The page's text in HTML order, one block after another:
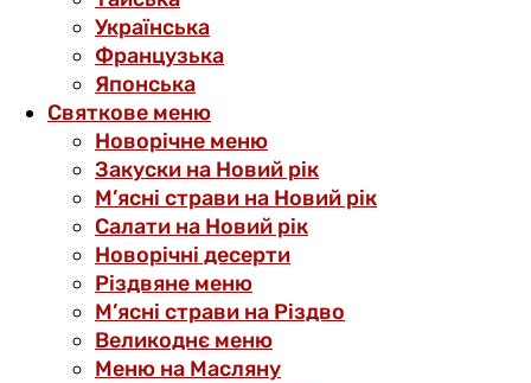
Українська
Французька
Японська
Святкове меню
Новорічне меню
Закуски на Новий рік
М’ясні страви на Новий рік
Салати на Новий рік
Новорічні десерти
Різдвяне меню
М’ясні страви на Різдво
Великоднє меню
Меню на Масляну